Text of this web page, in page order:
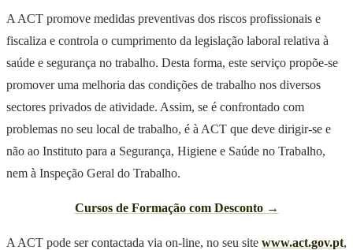
A ACT promove medidas preventivas dos riscos profissionais e
fiscaliza e controla o cumprimento da legislação laboral relativa à
saúde e segurança no trabalho. Desta forma, este serviço propõe-se
promover uma melhoria das condições de trabalho nos diversos
sectores privados de atividade. Assim, se é confrontado com
problemas no seu local de trabalho, é à ACT que deve dirigir-se e
não ao Instituto para a Segurança, Higiene e Saúde no Trabalho,
nem à Inspeção Geral do Trabalho.
Cursos de Formação com Desconto →
A ACT pode ser contactada via on-line, no seu site www.act.gov.pt,